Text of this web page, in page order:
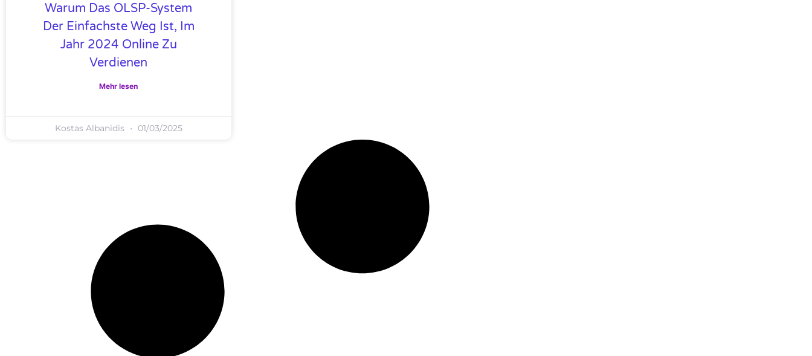
Warum Das OLSP-System
Der Einfachste Weg Ist, Im
Jahr 2024 Online Zu
Verdienen
Mehr lesen
Kostas Albanidis 01/03/2025